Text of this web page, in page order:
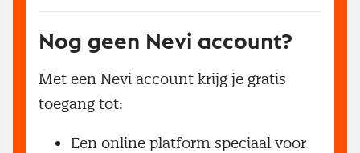
Nog geen Nevi account?
Met een Nevi account krijg je gratis
toegang tot:
Een online platform speciaal voor